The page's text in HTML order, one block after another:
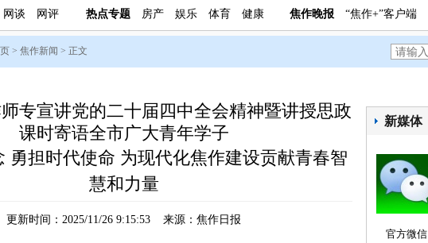
网谈 网评
热点专题
房产 娱乐 体育 健康
焦作晚报
“焦作+”客户端
> 焦作新闻 > 正文
新媒体
官方微信
专宣讲党的二十届四中全会精神暨讲授思政
课时寄语全市广大青年学子
勇担时代使命 为现代化焦作建设贡献青春智
慧和力量
更新时间：2025/11/26 9:15:53 来源：焦作日报